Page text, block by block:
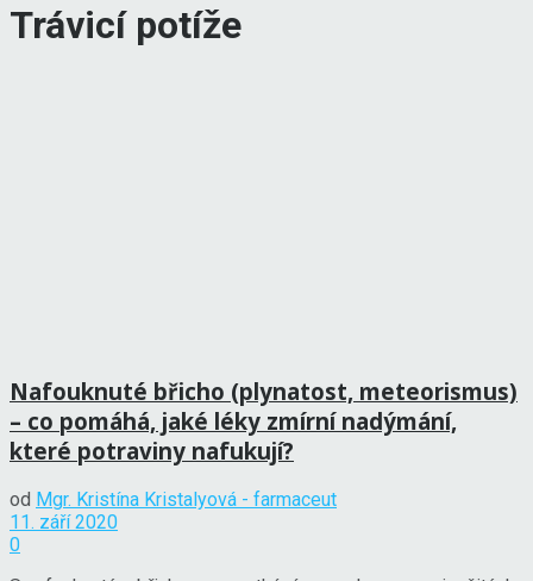
Trávicí potíže
Nafouknuté břicho (plynatost, meteorismus)
– co pomáhá, jaké léky zmírní nadýmání,
které potraviny nafukují?
od Mgr. Kristína Kristalyová - farmaceut
11. září 2020
0